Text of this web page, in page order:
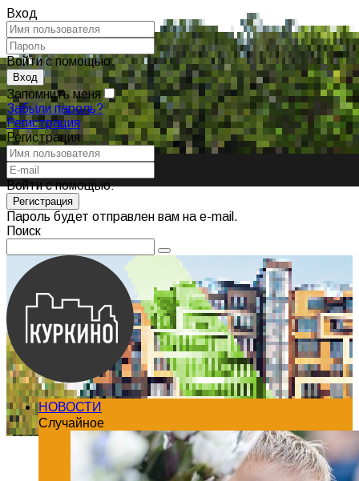
Вход
Войти с помощью:
Запомнить меня
Забыли пароль?
Регистрация
Регистрация
Войти с помощью:
Пароль будет отправлен вам на e-mail.
Поиск
НОВОСТИ
Случайное